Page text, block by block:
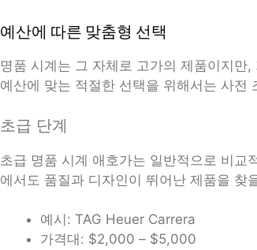
예산에 따른 맞춤형 선택
명품 시계는 그 자체로 고가의 제품이지만
예산에 맞는 적절한 선택을 위해서는 사전
초급 단계
초급 명품 시계 애호가는 일반적으로 비교
에서도 품질과 디자인이 뛰어난 제품을 찾
예시: TAG Heuer Carrera
가격대: $2,000 – $5,000